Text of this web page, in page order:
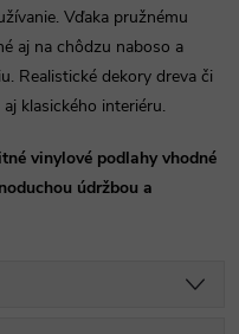
Vďaka pružnému
aj na chôdzu naboso a
Realistické dekory dreva či
klasického interiéru.
vinylové podlahy vhodné
údržbou a